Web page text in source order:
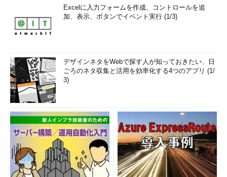
Excelに入力フォームを作成、コントロールを追
加、表示、ボタンでイベント実行 (1/3)
デザインネタをWebで探す人が知っておきたい、日
ごろのネタ収集と活用を効率化する4つのアプリ (1/
3)